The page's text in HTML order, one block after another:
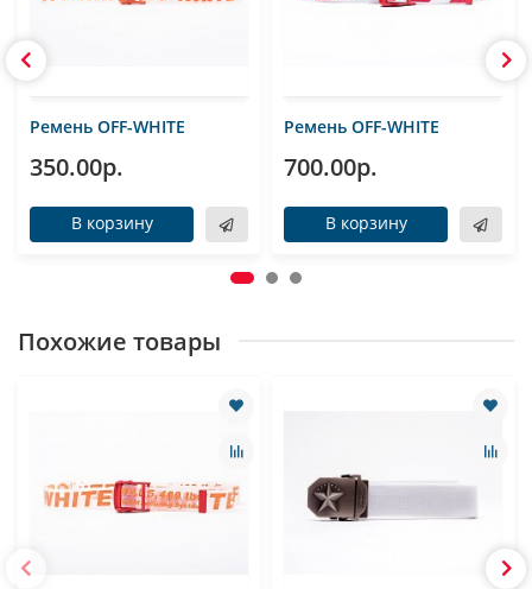
Ремень OFF-WHITE
350.00р.
В корзину
Ремень OFF-WHITE
700.00р.
В корзину
Похожие товары